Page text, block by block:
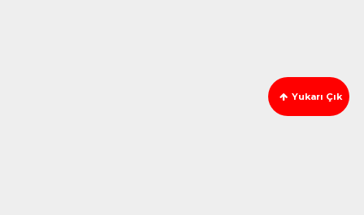
Yukarı Çık